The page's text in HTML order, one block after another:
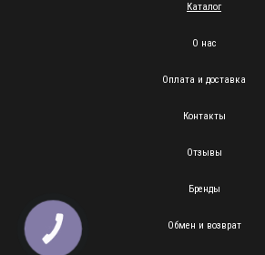
Каталог
О нас
Оплата и доставка
Контакты
Отзывы
Бренды
Обмен и возврат
КНОПКА
ЗВ'ЯЗКУ